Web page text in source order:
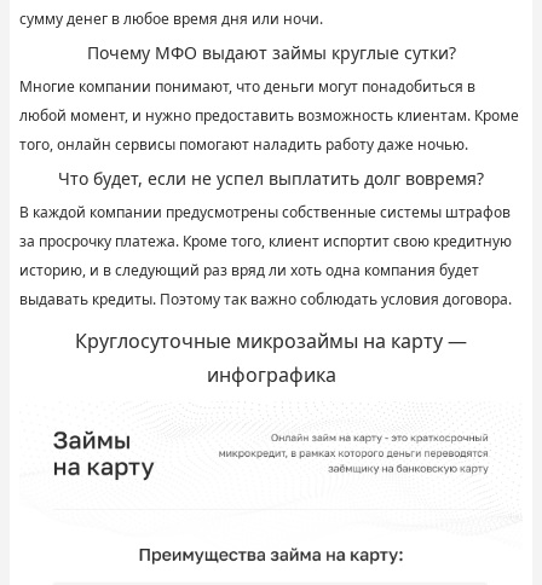
сумму денег в любое время дня или ночи.
Почему МФО выдают займы круглые сутки?
Многие компании понимают, что деньги могут понадобиться в
любой момент, и нужно предоставить возможность клиентам. Кроме
того, онлайн сервисы помогают наладить работу даже ночью.
Что будет, если не успел выплатить долг вовремя?
В каждой компании предусмотрены собственные системы штрафов
за просрочку платежа. Кроме того, клиент испортит свою кредитную
историю, и в следующий раз вряд ли хоть одна компания будет
выдавать кредиты. Поэтому так важно соблюдать условия договора.
Круглосуточные микрозаймы на карту —
инфографика